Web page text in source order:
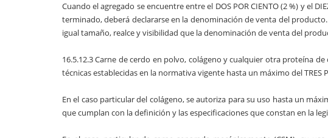
Cuando el agregado se encuentre entre el DOS POR CIENTO (2 %) y el
terminado, deberá declararse en la denominación de venta del
igual tamaño, realce y visibilidad que la denominación de venta del
16.5.12.3 Carne de cerdo en polvo, colágeno y cualquier otra proteína
técnicas establecidas en la normativa vigente hasta un máximo del
En el caso particular del colágeno, se autoriza para su uso hasta un
que cumplan con la definición y las especificaciones que constan en la